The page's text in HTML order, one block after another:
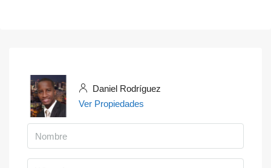
Daniel Rodríguez
Ver Propiedades